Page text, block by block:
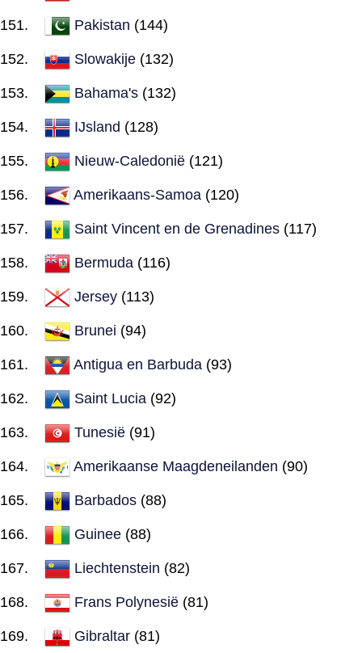
Pakistan (144)
Slowakije (132)
Bahama's (132)
IJsland (128)
Nieuw-Caledonië (121)
Amerikaans-Samoa (120)
Saint Vincent en de Grenadines (117)
Bermuda (116)
Jersey (113)
Brunei (94)
Antigua en Barbuda (93)
Saint Lucia (92)
Tunesië (91)
Amerikaanse Maagdeneilanden (90)
Barbados (88)
Guinee (88)
Liechtenstein (82)
Frans Polynesië (81)
Gibraltar (81)